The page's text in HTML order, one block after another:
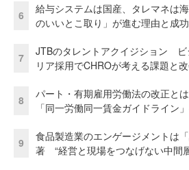
6
給与システムは国産、タレマネは
のいいとこ取り」が進む理由と成
7
JTBのタレントアクイジション ビ
リア採用でCHROが考える課題と
8
パート・有期雇用労働法の改正と
「同一労働同一賃金ガイドライン
9
食品製造業のエンゲージメントは
著 “経営と現場をつなげない中間